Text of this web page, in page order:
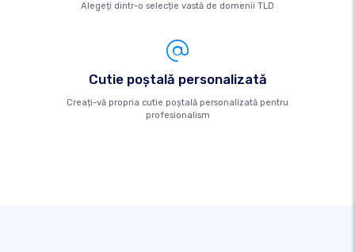
Alegeți dintr-o selecție vastă de domenii TLD
Cutie poştală personalizată
Creați-vă propria cutie poștală personalizată pentru
profesionalism